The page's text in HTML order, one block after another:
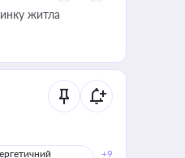
житла
+9